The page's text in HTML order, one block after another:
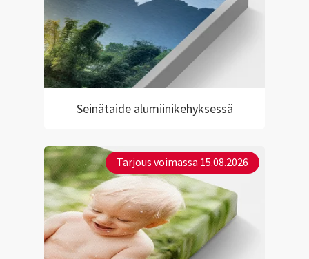
Seinätaide alumiinikehyksessä
Tarjous voimassa 15.08.2026